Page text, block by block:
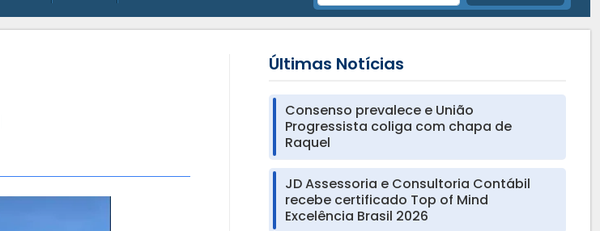
Últimas Notícias
Consenso prevalece e União
Progressista coliga com chapa de
Raquel
JD Assessoria e Consultoria Contábil
recebe certificado Top of Mind
Excelência Brasil 2026